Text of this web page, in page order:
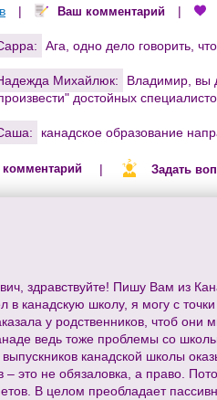
| Ваш комментарий |
Ага, одно дело говорить,
Михайлюк:
Владимир, вы
достойных
канадское образование
комментарий | Задать
здравствуйте! Пишу Вам из
в канадскую школу, я могу с
у родственников, чтоб они
ведь тоже проблемы со
выпускников канадской школы
– это не обязаловка, а право.
В целом преобладает